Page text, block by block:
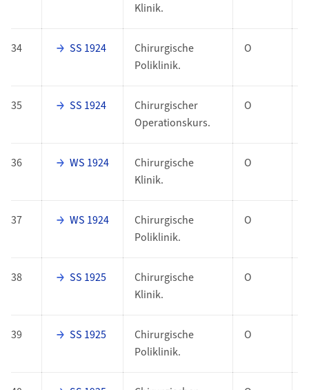
Klinik.
34 SS 1924
Chirurgische
Poliklinik.
O
35 SS 1924
Chirurgischer
Operationskurs.
O
36 WS 1924
Chirurgische
Klinik.
O
37 WS 1924
Chirurgische
Poliklinik.
O
38 SS 1925
Chirurgische
Klinik.
O
39 SS 1925
Chirurgische
Poliklinik.
O